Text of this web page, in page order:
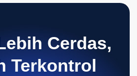
Cerdas,
Terkontrol